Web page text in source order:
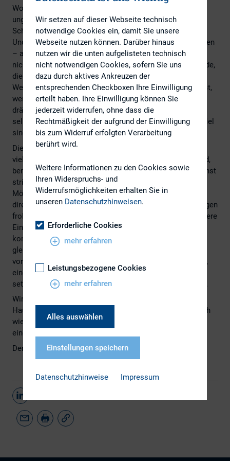
Worte für das Geschehen, das man am liebsten
ungeschehen machen möchte. Manchmal sagt beredtes
Schweigen mehr als viele Worte.
Und doch sind wir alle Kommunikatoren. Wir müssen reden
– auch, wenn wir eigentlich nichts zu sagen haben. Oder
nichts sagen wollen, oder können. Wenn uns die Umstände,
die Regulierung, möglicherweise auch die
Wettbewerbssituation zum Schweigen verdammen. Selbst,
wenn Stakeholder Fragen haben, sie uns auf Antwort
drängen. Selbst, wenn es keine Antwort gibt, weil wir sie
selbst nicht kennen, oder weil zu viele Unbekannte im Spiel
sind.
Die jährliche Hauptversammlung ist ein Format, bei dem
viele viel reden. Alle, die mit der Organisation betraut sind,
bemühen sich, die Komplexität der Veranstaltung möglichst
stringent zu strukturieren. In Ermangelung sonstiger
Möglichkeiten, mit den Unternehmenslenkern in den
direkten Kontakt zu treten, sind die Teilnehmenden hingegen
froh um jeden Redebeitrag, der ihnen die Chance auf weitere
Einsichten ins Unternehmensgeschehen bietet. Dabei
konkurrierende Interessen unter einen Hut zu bringen,
gleicht der Quadratur des Kreises. Der diese Woche
vorgelegte Regierungsentwurf verpasst leider die Chance,
einen praktikablen und rechtssicheren Rahmen zu
setzen, der die Interessen aller Beteiligten berücksichtigt.
Wir haben Ihnen Beiträge zum neuen
Hauptversammlungsgesetz zusammengestellt – wie auch
wieder zu vielen anderen Themen – und wünschen Ihnen
eine interessante Lektüre.
Den April-Newsletter finden Siehier
Wir setzen auf dieser Webseite technisch
notwendige Cookies ein, damit Sie unsere
Webseite nutzen können. Darüber hinaus
nutzen wir die unten aufgelisteten technisch
nicht notwendigen Cookies, sofern Sie uns
dazu durch aktives Ankreuzen der
entsprechenden Checkboxen Ihre Einwilligung
erteilt haben. Ihre Einwilligung können Sie
jederzeit widerrufen, ohne dass die
Rechtmäßigkeit der aufgrund der Einwilligung
bis zum Widerruf erfolgten Verarbeitung
berührt wird.
Weitere Informationen zu den Cookies sowie
Ihren Widerspruchs- und
Widerrufsmöglichkeiten erhalten Sie in
unseren Datenschutzhinweisen.
Erforderliche Cookies
mehr erfahren
Leistungsbezogene Cookies
mehr erfahren
Alles auswählen
Einstellungen speichern
Datenschutzhinweise Impressum